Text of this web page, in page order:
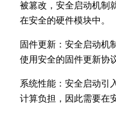
被篡改，安全启动机制
在安全的硬件模块中。
固件更新：安全启动机
使用安全的固件更新协
系统性能：安全启动引
计算负担，因此需要在